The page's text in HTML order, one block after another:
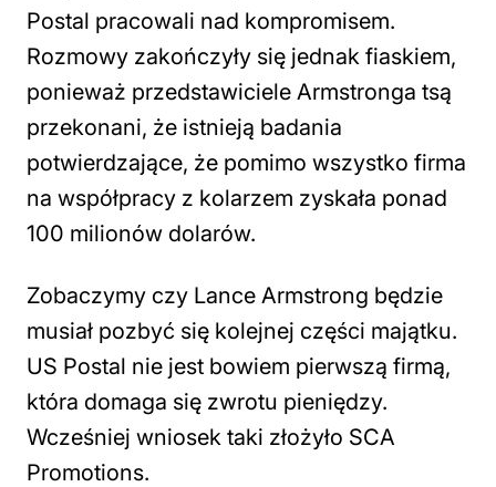
Postal pracowali nad kompromisem.
Rozmowy zakończyły się jednak fiaskiem,
ponieważ przedstawiciele Armstronga tsą
przekonani, że istnieją badania
potwierdzające, że pomimo wszystko firma
na współpracy z kolarzem zyskała ponad
100 milionów dolarów.
Zobaczymy czy Lance Armstrong będzie
musiał pozbyć się kolejnej części majątku.
US Postal nie jest bowiem pierwszą firmą,
która domaga się zwrotu pieniędzy.
Wcześniej wniosek taki złożyło SCA
Promotions.